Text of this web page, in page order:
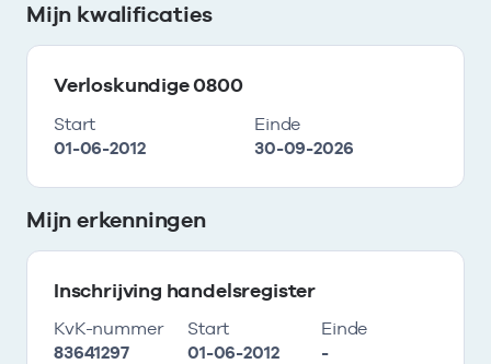
Mijn kwalificaties
Verloskundige 0800
Start
01-06-2012
Einde
30-09-2026
Mijn erkenningen
Inschrijving handelsregister
KvK-nummer
83641297
Start
01-06-2012
Einde
-